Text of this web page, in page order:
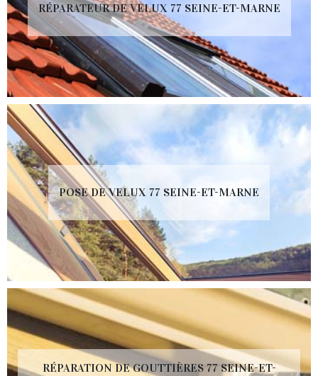
RÉPARATEUR DE VELUX 77 SEINE-ET-MARNE
POSE DE VELUX 77 SEINE-ET-MARNE
RÉPARATION DE GOUTTIÈRES 77 SEINE-ET-